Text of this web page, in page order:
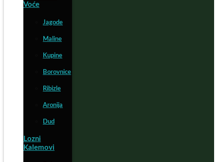
Voće
Jagode
Maline
Kupine
Borovnice
Ribizle
Aronija
Dud
Lozni
Kalemovi